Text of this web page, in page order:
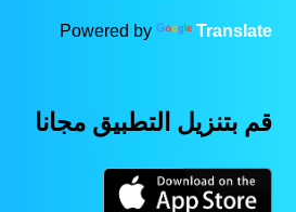
Powered by Translate
قم بتنزيل التطبيق مجانا